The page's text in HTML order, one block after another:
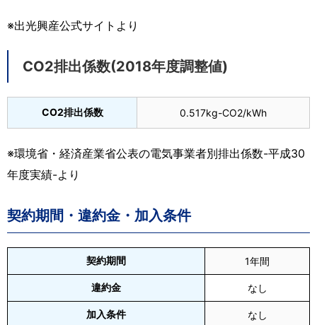
※出光興産公式サイトより
CO2排出係数(2018年度調整値)
CO2排出係数 0.517kg-CO2/kWh
※環境省・経済産業省公表の電気事業者別排出係数-平成30
年度実績-より
契約期間・違約金・加入条件
契約期間 1年間
違約金 なし
加入条件 なし